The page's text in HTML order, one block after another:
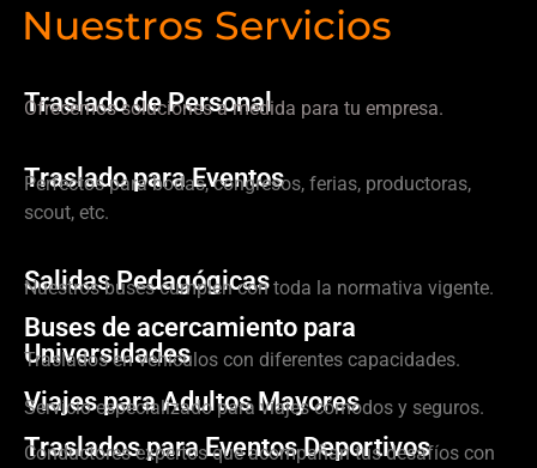
Nuestros Servicios
Traslado de Personal
Ofrecemos soluciones a medida para tu empresa.
Traslado para Eventos
Perfectos para bodas, congresos, ferias, productoras,
scout, etc.
Salidas Pedagógicas
Nuestros buses cumplen con toda la normativa vigente.
Buses de acercamiento para
Universidades
Traslados en vehículos con diferentes capacidades.
Viajes para Adultos Mayores
Servicio especializado para viajes cómodos y seguros.
Traslados para Eventos Deportivos
Conductores expertos que acompañan tus desafíos con